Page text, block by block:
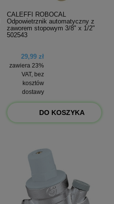
CALEFFI ROBOCAL
Odpowietrznik automatyczny z
zaworem stopowym 3/8" x 1/2"
502543
29,99 zł
zawiera 23%
VAT, bez
kosztów
dostawy
DO KOSZYKA